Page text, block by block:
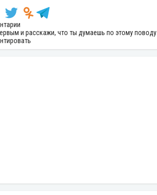
и расскажи, что ты думаешь по этому поводу.